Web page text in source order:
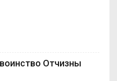
Отчизны